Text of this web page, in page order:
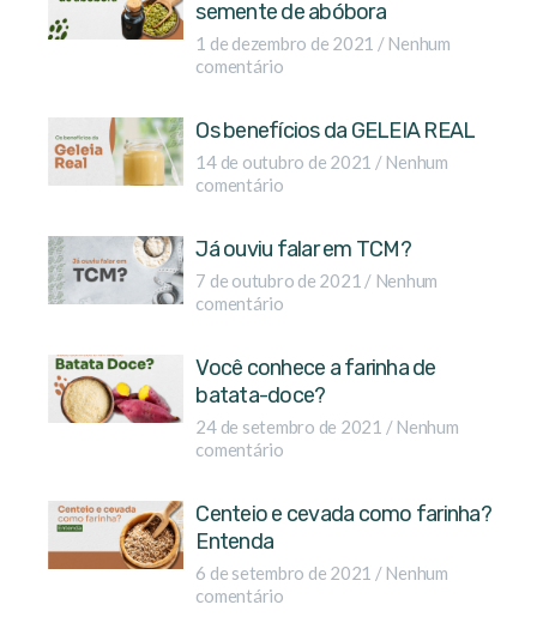
semente de abóbora
1 de dezembro de 2021
Nenhum
comentário
Os benefícios da GELEIA REAL
14 de outubro de 2021
Nenhum
comentário
Já ouviu falar em TCM?
7 de outubro de 2021 Nenhum
comentário
Você conhece a farinha de
batata-doce?
24 de setembro de 2021
Nenhum
comentário
Centeio e cevada como farinha?
Entenda
6 de setembro de 2021
Nenhum
comentário